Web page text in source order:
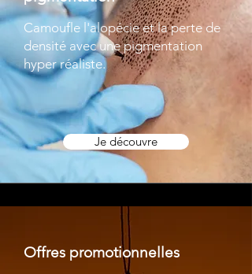
Camoufle l'alopécie et la perte de
densité avec une pigmentation
hyper réaliste.
Je découvre
Offres promotionnelles